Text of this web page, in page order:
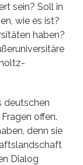
sein? Soll in
wie es ist?
haben?
deutschen
offen.
denn sie
Dialog